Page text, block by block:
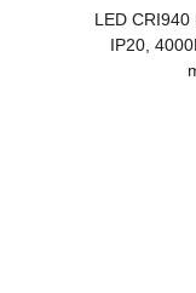
LED CRI940
IP20,